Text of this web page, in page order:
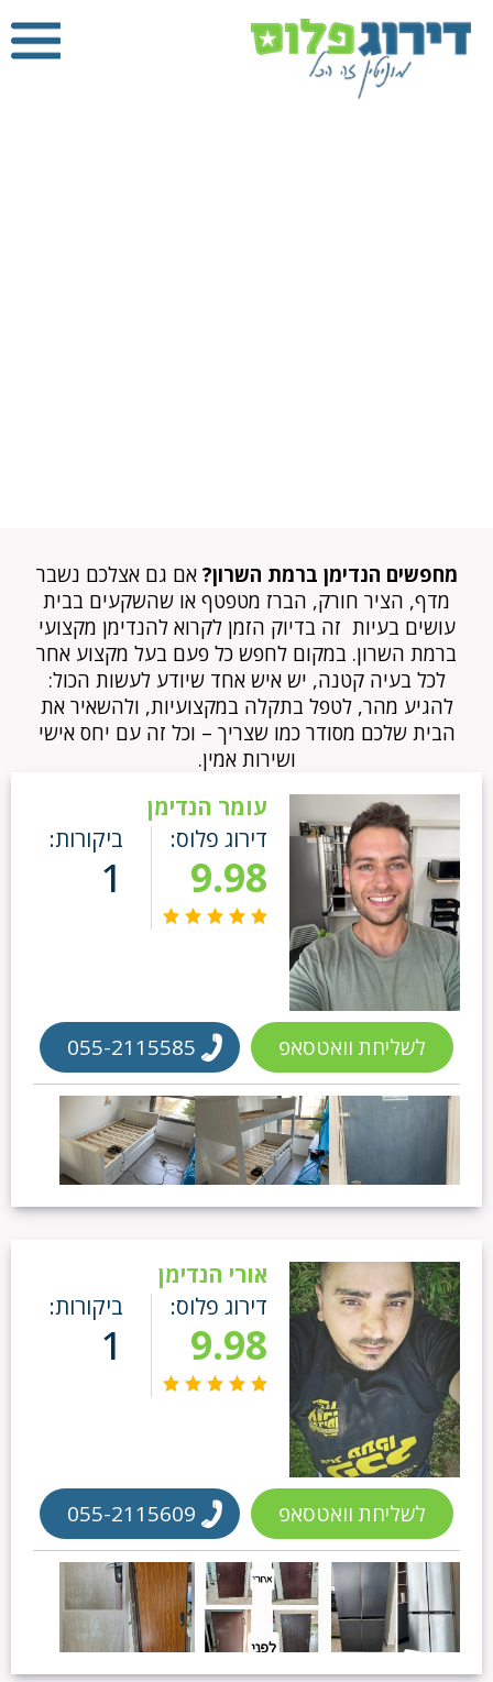
מחפשים הנדימן ברמת השרון?אם גם אצלכם נשבר
מדף, הציר חורק, הברז מטפטף או שהשקעים בבית
עושים בעיות זה בדיוק הזמן לקרוא להנדימן מקצועי
ברמת השרון. במקום לחפש כל פעם בעל מקצוע אחר
לכל בעיה קטנה, יש איש אחד שיודע לעשות הכול:
להגיע מהר, לטפל בתקלה במקצועיות, ולהשאיר את
הבית שלכם מסודר כמו שצריך – וכל זה עם יחס אישי
ושירות אמין.
עומר הנדימן
דירוג פלוס:
9.98
ביקורות:
1
לשליחת וואטסאפ 055-2115585
אורי הנדימן
דירוג פלוס:
9.98
ביקורות:
1
לשליחת וואטסאפ 055-2115609